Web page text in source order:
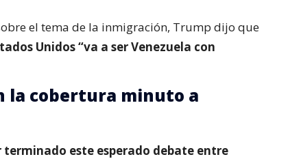
el tema de la inmigración, Trump dijo que
Unidos “va a ser Venezuela con
la cobertura minuto a
terminado este esperado debate entre